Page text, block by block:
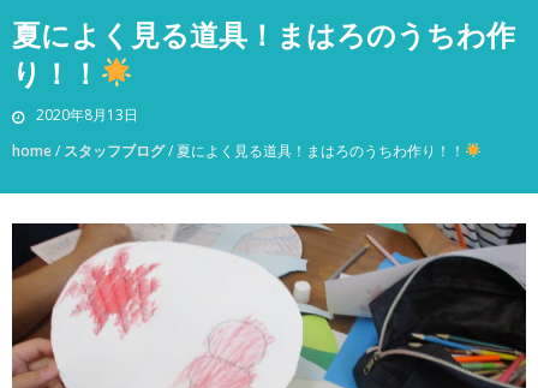
夏によく見る道具！まはろのうちわ作
り！！
2020年8月13日
home/ スタッフブログ/夏によく見る道具！まはろのうちわ作り！！